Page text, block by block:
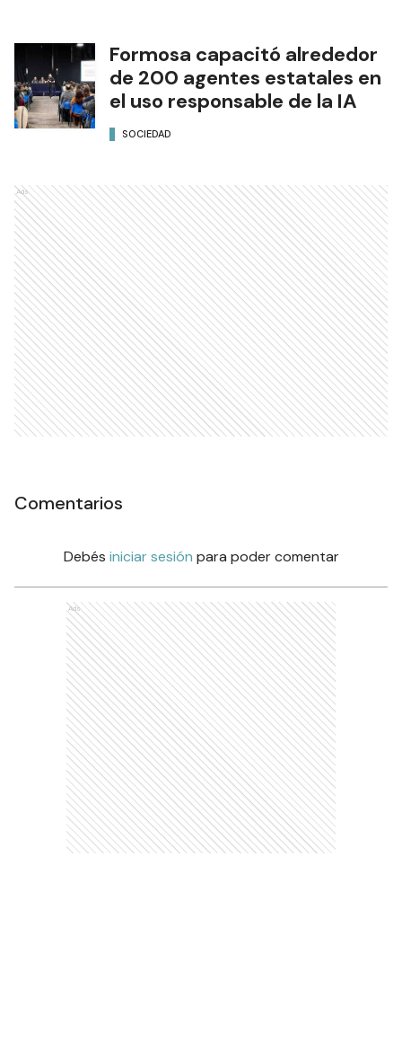
Formosa capacitó alrededor
de 200 agentes estatales en
el uso responsable de la IA
SOCIEDAD
Ads
Comentarios
Debés iniciar sesión para poder comentar
Ads